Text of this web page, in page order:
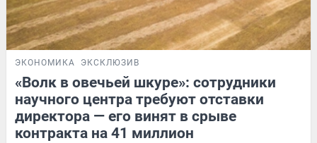
ЭКОНОМИКА ЭКСКЛЮЗИВ
«Волк в овечьей шкуре»: сотрудники
научного центра требуют отставки
директора — его винят в срыве
контракта на 41 миллион